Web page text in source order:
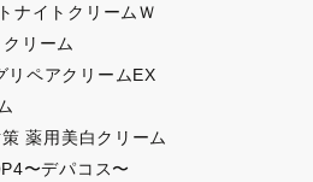
ナイトクリームＷ
リーム
リペアクリームEX
薬用美白クリーム
〜デパコス〜